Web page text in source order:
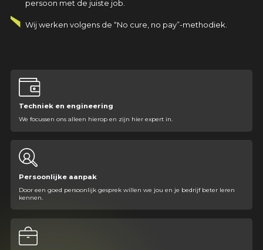
persoon met de juiste job.
Wij werken volgens de “No cure, no pay”-methodiek.
Techniek en engineering
We focussen ons alleen hierop en zijn hier expert in.
Persoonlijke aanpak
Door een goed persoonlijk gesprek willen we jou en je bedrijf beter leren
kennen.